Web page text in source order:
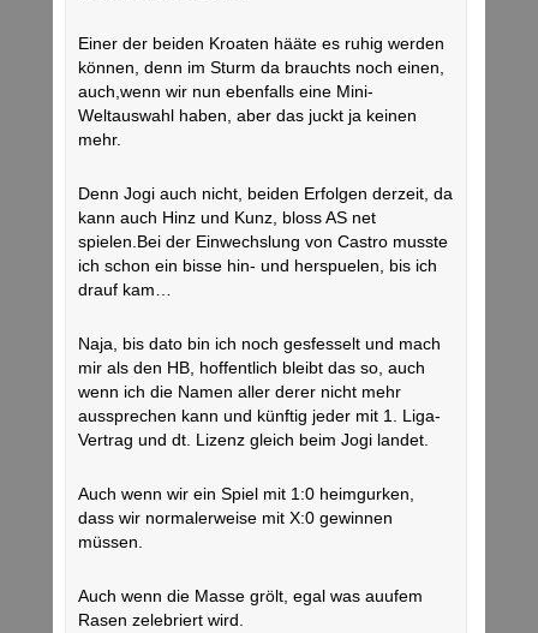
Einer der beiden Kroaten hääte es ruhig werden
können, denn im Sturm da brauchts noch einen,
auch,wenn wir nun ebenfalls eine Mini-
Weltauswahl haben, aber das juckt ja keinen
mehr.
Denn Jogi auch nicht, beiden Erfolgen derzeit, da
kann auch Hinz und Kunz, bloss AS net
spielen.Bei der Einwechslung von Castro musste
ich schon ein bisse hin- und herspuelen, bis ich
drauf kam…
Naja, bis dato bin ich noch gesfesselt und mach
mir als den HB, hoffentlich bleibt das so, auch
wenn ich die Namen aller derer nicht mehr
aussprechen kann und künftig jeder mit 1. Liga-
Vertrag und dt. Lizenz gleich beim Jogi landet.
Auch wenn wir ein Spiel mit 1:0 heimgurken,
dass wir normalerweise mit X:0 gewinnen
müssen.
Auch wenn die Masse grölt, egal was auufem
Rasen zelebriert wird.